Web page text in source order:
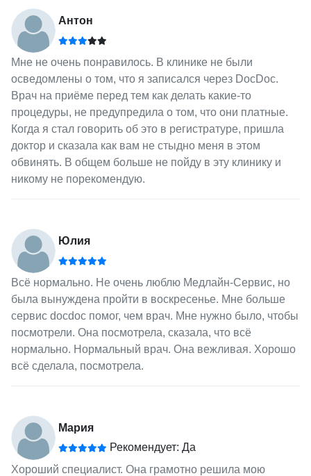
Антон
Мне не очень понравилось. В клинике не были
осведомлены о том, что я записался через DocDoc.
Врач на приёме перед тем как делать какие-то
процедуры, не предупредила о том, что они платные.
Когда я стал говорить об это в регистратуре, пришла
доктор и сказала как вам не стыдно меня в этом
обвинять. В общем больше не пойду в эту клинику и
никому не порекомендую.
Юлия
Всё нормально. Не очень люблю Медлайн-Сервис, но
была вынуждена пройти в воскресенье. Мне больше
сервис docdoc помог, чем врач. Мне нужно было, чтобы
посмотрели. Она посмотрела, сказала, что всё
нормально. Нормальный врач. Она вежливая. Хорошо
всё сделала, посмотрела.
Мария
Рекомендует: Да
Хороший специалист. Она грамотно решила мою